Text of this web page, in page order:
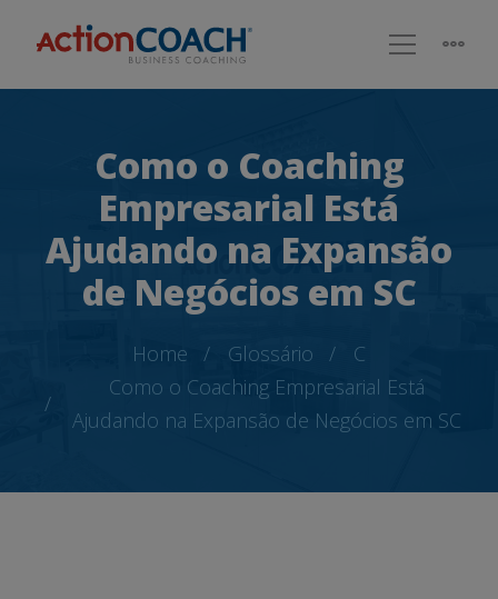
Como o Coaching
Empresarial Está
Ajudando na Expansão
de Negócios em SC
Home Glossário
C
Como o Coaching Empresarial Está
Ajudando na Expansão de Negócios em SC